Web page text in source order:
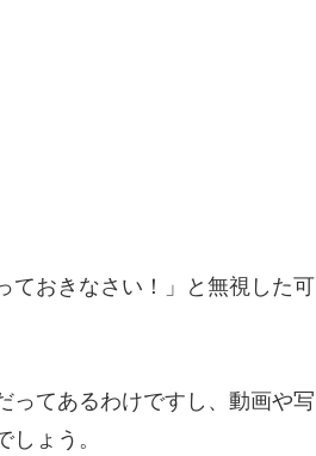
ておきなさい！」と無視した可
てあるわけですし、動画や写
ょう。